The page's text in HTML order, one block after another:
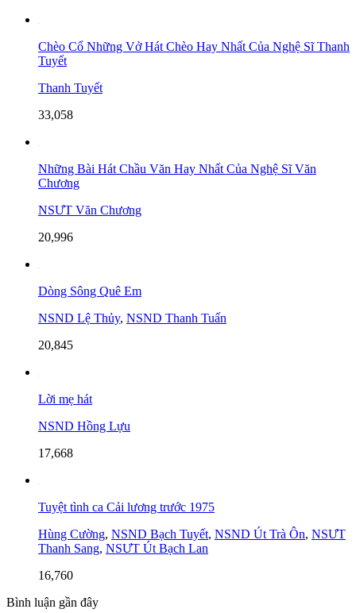
Chèo Cổ Những Vở Hát Chèo Hay Nhất Của Nghệ Sĩ Thanh
Tuyết
Thanh Tuyết
33,058
Những Bài Hát Chầu Văn Hay Nhất Của Nghệ Sĩ Văn
Chương
NSƯT Văn Chương
20,996
Dòng Sông Quê Em
NSND Lệ Thủy, NSND Thanh Tuấn
20,845
Lời mẹ hát
NSND Hồng Lựu
17,668
Tuyệt tình ca Cải lương trước 1975
Hùng Cường, NSND Bạch Tuyết, NSND Út Trà Ôn, NSƯT
Thanh Sang, NSƯT Út Bạch Lan
16,760
Bình luận gần đây